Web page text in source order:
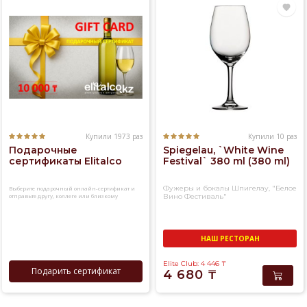
Купили 1973 раз
Подарочные
сертификаты Elitalco
Выберите подарочный онлайн-сертификат и
отправьте другу, коллеге или близкому
Подарить сертификат
Купили 10 раз
Spiegelau, `White Wine
Festival` 380 ml (380 ml)
Фужеры и бокалы Шпигелау, "Белое
Вино Фестиваль"
НАШ РЕСТОРАН
Elite Club: 4 446 ₸
4 680 ₸